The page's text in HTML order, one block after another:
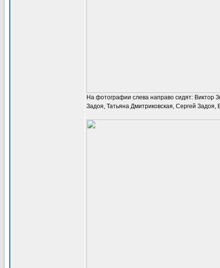
На фотографии слева направо сидят: Виктор
Задоя, Татьяна Дмитриковская, Сергей Задоя,